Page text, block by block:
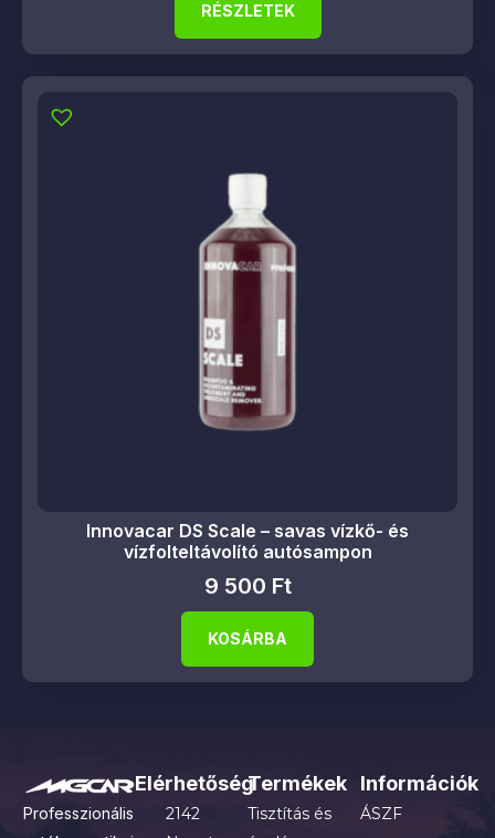
RÉSZLETEK
Innovacar DS Scale – savas vízkő- és
vízfolteltávolító autósampon
9 500 Ft
KOSÁRBA
Professzionális
Elérhetőség
2142
Termékek
Tisztítás és
Információk
ÁSZF